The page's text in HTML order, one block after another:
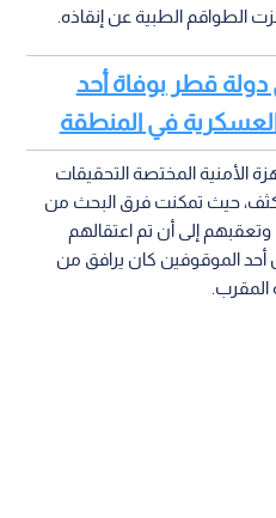
الطواقم الطبية عن إنقاذه.
دولة قطر بوفاة أحد
العسكرية في المنطقة
الأمنية المختصة التحقيقات
مكثف، حيث تمكنت فرق البحث من
إلى أن تم اعتقالهم
أحد الموقوفين كان يرافق من
المقرب.